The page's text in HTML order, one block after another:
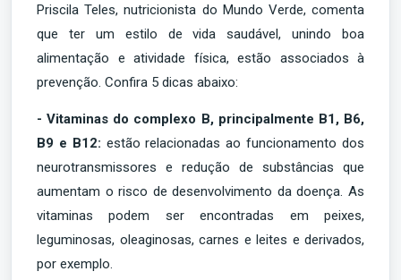
Priscila Teles, nutricionista do Mundo Verde, comenta
que ter um estilo de vida saudável, unindo boa
alimentação e atividade física, estão associados à
prevenção. Confira 5 dicas abaixo:
- Vitaminas do complexo B, principalmente B1, B6,
B9 e B12: estão relacionadas ao funcionamento dos
neurotransmissores e redução de substâncias que
aumentam o risco de desenvolvimento da doença. As
vitaminas podem ser encontradas em peixes,
leguminosas, oleaginosas, carnes e leites e derivados,
por exemplo.